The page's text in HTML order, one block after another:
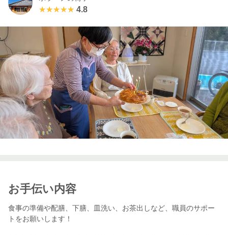
★★★★★
★★★★★ 4.8
お手伝い内容
食事の準備や配膳、下膳、皿洗い、お茶出しなど、職員のサポー
トをお願いします！